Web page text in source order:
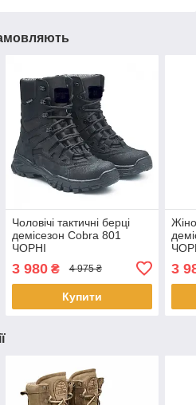
Чоловічі тактичні берці
демісезон Cobra 801
ЧОРНІ
3 980₴ 4 975 ₴
Купити
3